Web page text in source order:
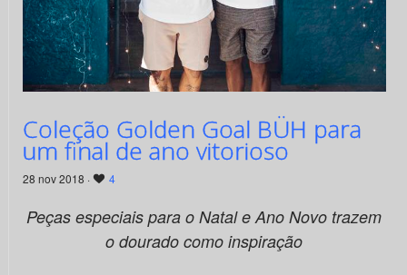
Coleção Golden Goal BÜH para
um final de ano vitorioso
28 nov 2018 · 4
Peças especiais para o Natal e Ano Novo trazem
o dourado como inspiração